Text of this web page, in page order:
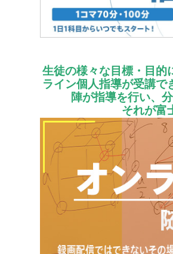
生徒の様々な目標・目的
ライン個人指導が受講で
陣が指導を行い、
それが富